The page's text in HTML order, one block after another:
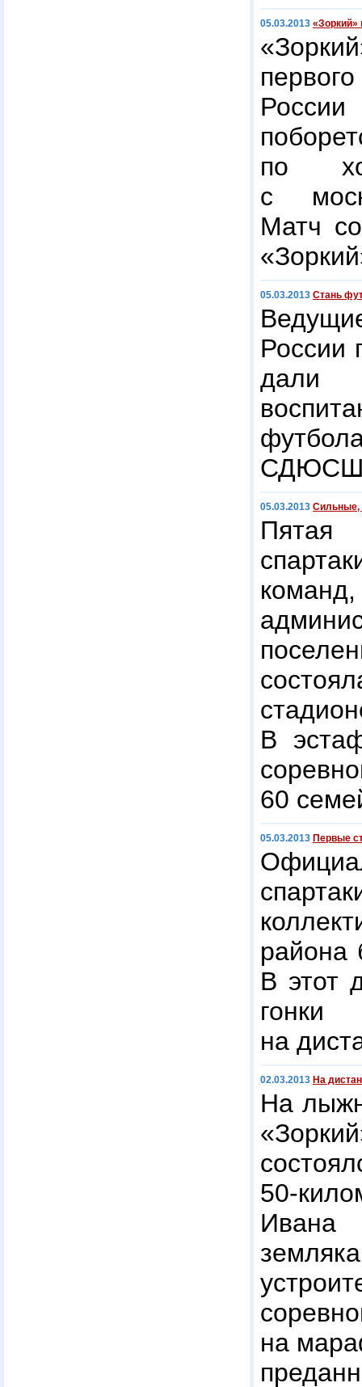
05.03.2013 «Зоркий»
по
с
Матч
05.03.2013 Стань
России
дали
05.03.2013 Сильные,
Пятая
В
60
05.03.2013 Первые
района
В этот
гонки
на
02.03.2013 На
На
50-
Ивана
на